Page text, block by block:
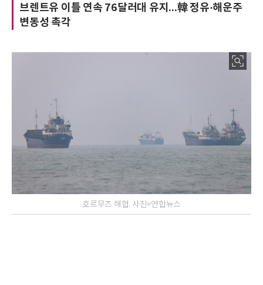
브렌트유 이틀 연속 76달러대 유지...韓 정유·해운주
변동성 촉각
호르무즈 해협. 사진=연합뉴스